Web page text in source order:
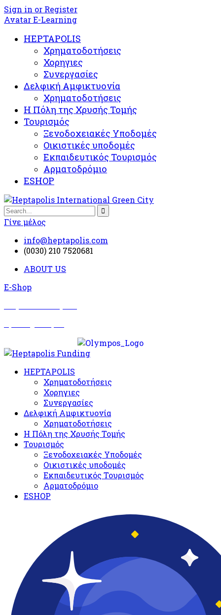
Sign in or Register
Avatar E-Learning
HEPTAPOLIS
Χρηματοδοτήσεις
Χορηγιες
Συνεργασίες
Δελφική Αμφικτυονία
Χρηματοδοτήσεις
Η Πόλη της Χρυσής Τομής
Τουρισμός
Ξενοδοχειακές Υποδομές​
Oικιστικές υποδομές
Εκπαιδευτικός Τουρισμός
Αρματοδρόμιο
ESHOP
Γίνε μέλος
info@heptapolis.com
(0030) 210 7520681
ABOUT US
E-Shop
HEPTAPOLIS
Χρηματοδοτήσεις
Χορηγιες
Συνεργασίες
Δελφική Αμφικτυονία
Χρηματοδοτήσεις
Η Πόλη της Χρυσής Τομής
Τουρισμός
Ξενοδοχειακές Υποδομές​
Oικιστικές υποδομές
Εκπαιδευτικός Τουρισμός
Αρματοδρόμιο
ESHOP